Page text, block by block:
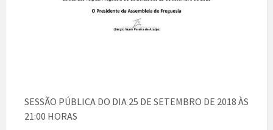
SESSÃO PÚBLICA DO DIA 25 DE SETEMBRO DE 2018 ÀS
21:00 HORAS